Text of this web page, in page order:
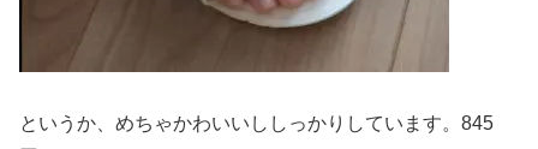
というか、めちゃかわいいししっかりしています。845